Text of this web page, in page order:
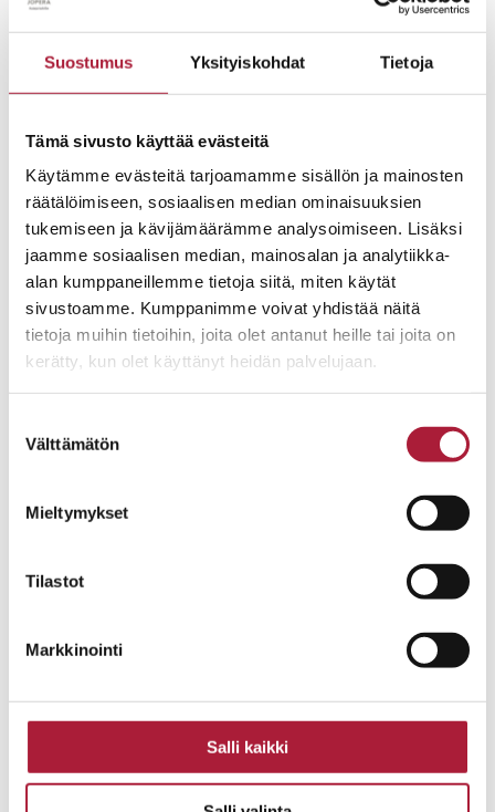
Suostumus Yksityiskohdat Tietoja
Tämä sivusto käyttää evästeitä
Käytämme evästeitä tarjoamamme sisällön ja mainosten
räätälöimiseen, sosiaalisen median ominaisuuksien
tukemiseen ja kävijämäärämme analysoimiseen. Lisäksi
jaamme sosiaalisen median, mainosalan ja analytiikka-
alan kumppaneillemme tietoja siitä, miten käytät
sivustoamme. Kumppanimme voivat yhdistää näitä
tietoja muihin tietoihin, joita olet antanut heille tai joita on
kerätty, kun olet käyttänyt heidän palvelujaan.
valinta
Välttämätön
Mieltymykset
Tilastot
Markkinointi
Salli kaikki
Lue lisää